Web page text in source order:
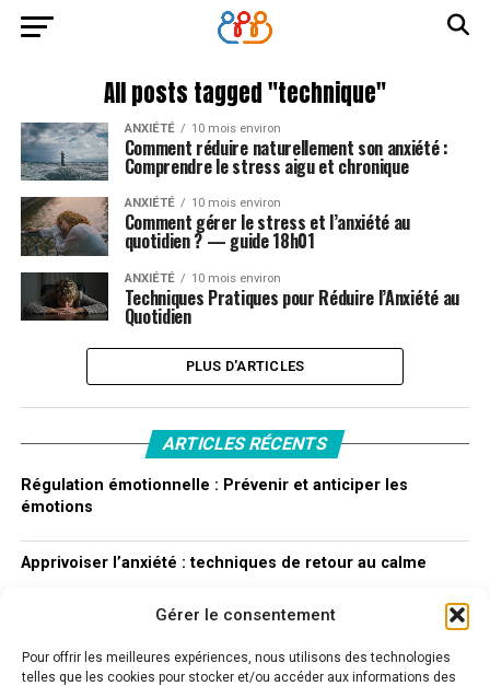
Gérer le consentement
Pour offrir les meilleures expériences, nous utilisons des technologies
telles que les cookies pour stocker et/ou accéder aux informations des
All posts tagged "technique"
ANXIÉTÉ 10 mois environ
Comment réduire naturellement son anxiété :
Comprendre le stress aigu et chronique
ANXIÉTÉ 10 mois environ
Comment gérer le stress et l’anxiété au
quotidien ? — guide 18h01
ANXIÉTÉ 10 mois environ
Techniques Pratiques pour Réduire l’Anxiété au
Quotidien
PLUS D'ARTICLES
ARTICLES RÉCENTS
Régulation émotionnelle : Prévenir et anticiper les
émotions
Apprivoiser l’anxiété : techniques de retour au calme
Comprendre l’anxiété : Un phénomène complexe à